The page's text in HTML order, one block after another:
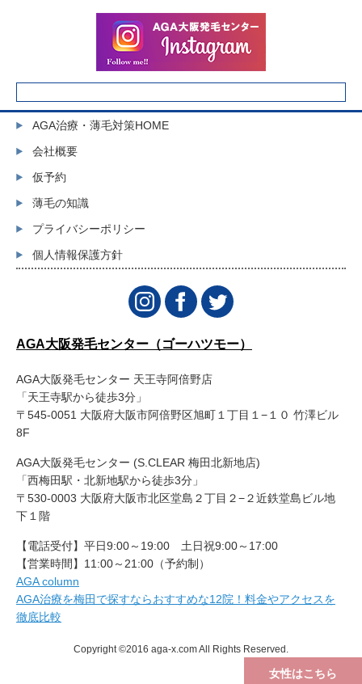
AGA治療・薄毛対策HOME
会社概要
仮予約
薄毛の知識
プライバシーポリシー
個人情報保護方針
AGA大阪発毛センター（ゴーハツモー）
AGA大阪発毛センター 天王寺阿倍野店
「天王寺駅から徒歩3分」
〒545-0051 大阪府大阪市阿倍野区旭町１丁目１−１０ 竹澤ビル
8F
AGA大阪発毛センター (S.CLEAR 梅田北新地店)
「西梅田駅・北新地駅から徒歩3分」
〒530-0003 大阪府大阪市北区堂島２丁目２−２近鉄堂島ビル地
下１階
【電話受付】平日9:00～19:00 土日祝9:00～17:00
【営業時間】11:00～21:00（予約制）
AGA column
AGA治療を梅田で探すならおすすめな12院！料金やアクセスを
徹底比較
Copyright ©2016 aga-x.com All Rights Reserved.
女性はこちら